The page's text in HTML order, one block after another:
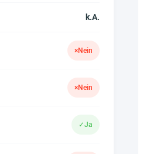
k.A.
×Nein
×Nein
✓Ja